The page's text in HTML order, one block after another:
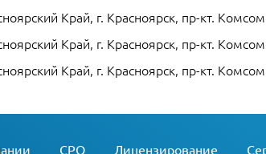
Край, г. Красноярск, пр-кт.
Край, г. Красноярск, пр-кт.
Край, г. Красноярск, пр-кт.
СРО Лицензирование